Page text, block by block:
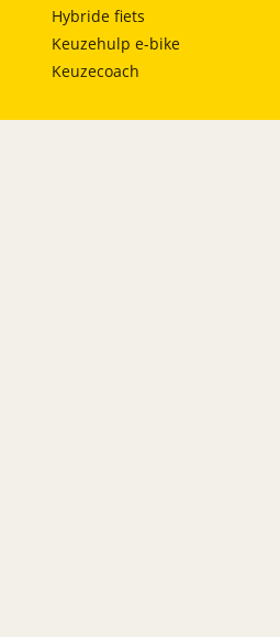
Hybride fiets
Keuzehulp e-bike
Keuzecoach